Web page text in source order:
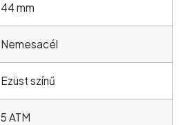
44 mm
Nemesacél
Ezüst színű
5 ATM